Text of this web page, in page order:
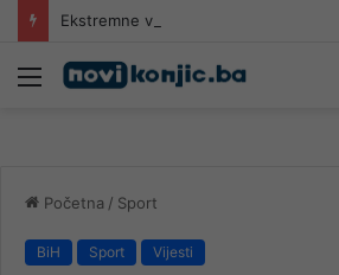
Ekstremne vrućine širom Evrope,
Meni
Početna / Sport
BiH Sport Vijesti